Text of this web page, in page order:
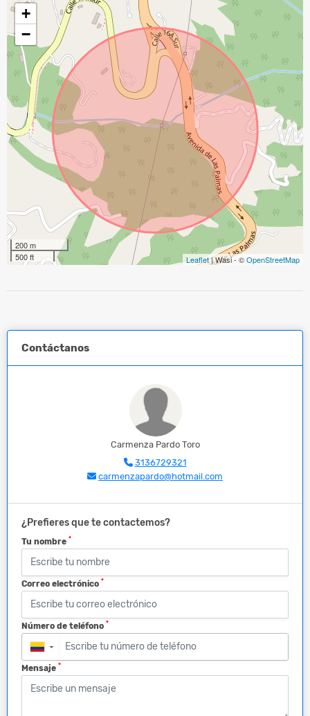
+
−
200 m
500 ft
Leaflet| Wasi - ©OpenStreetMap
Contáctanos
Carmenza Pardo Toro
3136729321
carmenzapardo@hotmail.com
¿Prefieres que te contactemos?
Tu nombre *
Correo electrónico *
Número de teléfono *
▼
Mensaje *